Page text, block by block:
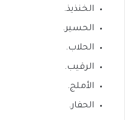
الخنذيذ.
الحسير.
الحلاب.
الرقيب.
الأملج.
الحفار.